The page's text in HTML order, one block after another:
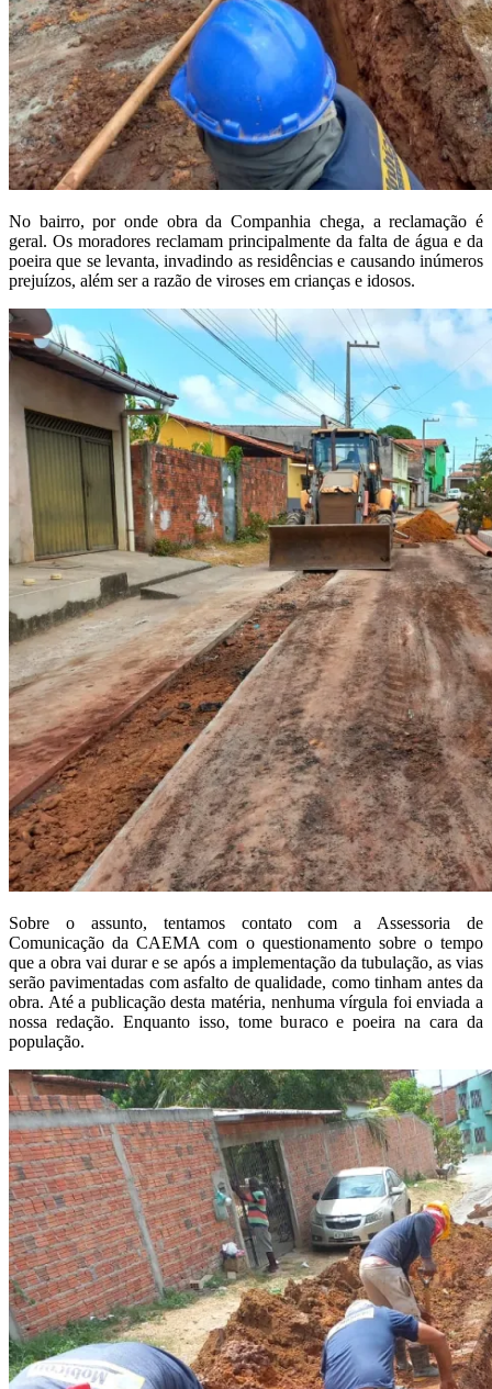
No bairro, por onde obra da Companhia chega, a reclamação é
geral. Os moradores reclamam principalmente da falta de água e da
poeira que se levanta, invadindo as residências e causando inúmeros
prejuízos, além ser a razão de viroses em crianças e idosos.
Sobre o assunto, tentamos contato com a Assessoria de
Comunicação da CAEMA com o questionamento sobre o tempo
que a obra vai durar e se após a implementação da tubulação, as vias
serão pavimentadas com asfalto de qualidade, como tinham antes da
obra. Até a publicação desta matéria, nenhuma vírgula foi enviada a
nossa redação. Enquanto isso, tome buraco e poeira na cara da
população.